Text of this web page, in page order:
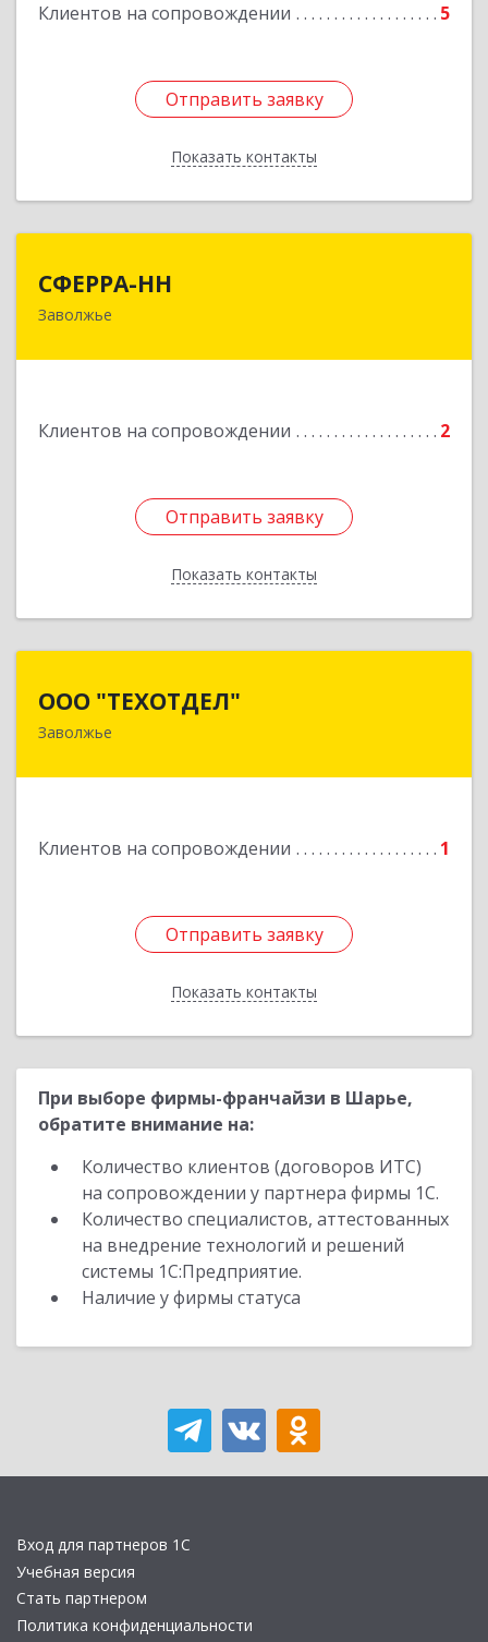
Клиентов на сопровождении 5
Отправить заявку
Показать контакты
Отправить заявку
Назад
СФЕРРА-НН
Заволжье
Клиентов на сопровождении 2
Отправить заявку
Показать контакты
Отправить заявку
Назад
ООО "ТЕХОТДЕЛ"
Заволжье
Клиентов на сопровождении 1
Отправить заявку
Показать контакты
Отправить заявку
Назад
При выборе фирмы-франчайзи в Шарье,
обратите внимание на:
Количество клиентов (договоров ИТС)
на сопровождении у партнера фирмы 1С.
Количество специалистов, аттестованных
на внедрение технологий и решений
системы 1С:Предприятие.
Наличие у фирмы статуса
Вход для партнеров 1С
Учебная версия
Стать партнером
Политика конфиденциальности